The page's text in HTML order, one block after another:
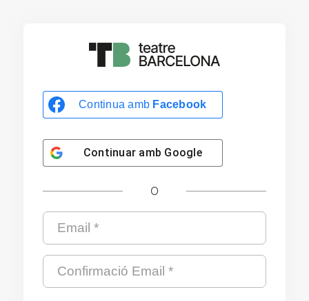
Continua amb Facebook
Continuar amb Google
O